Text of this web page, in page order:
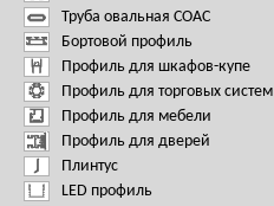
Труба овальная СОАС
Бортовой профиль
Профиль для шкафов-купе
Профиль для торговых систем
Профиль для мебели
Профиль для дверей
Плинтус
LED профиль